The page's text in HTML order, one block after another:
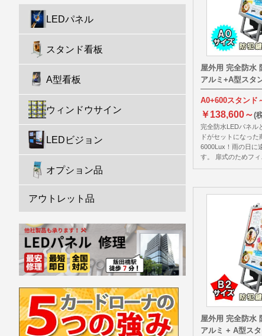
屋外用 完全防水
アルミ+A型スタ
A0+600スタンド
￥138,600～(
完全防水LEDパネル
ドがセットになった
6000Lux！雨の日に
す。 扉式のためフィ
屋外用 完全防水
アルミ + A型ス
LEDパネル
スタンド看板
A型看板
ウィンドウサイン
LEDビジョン
オプション品
アウトレット品